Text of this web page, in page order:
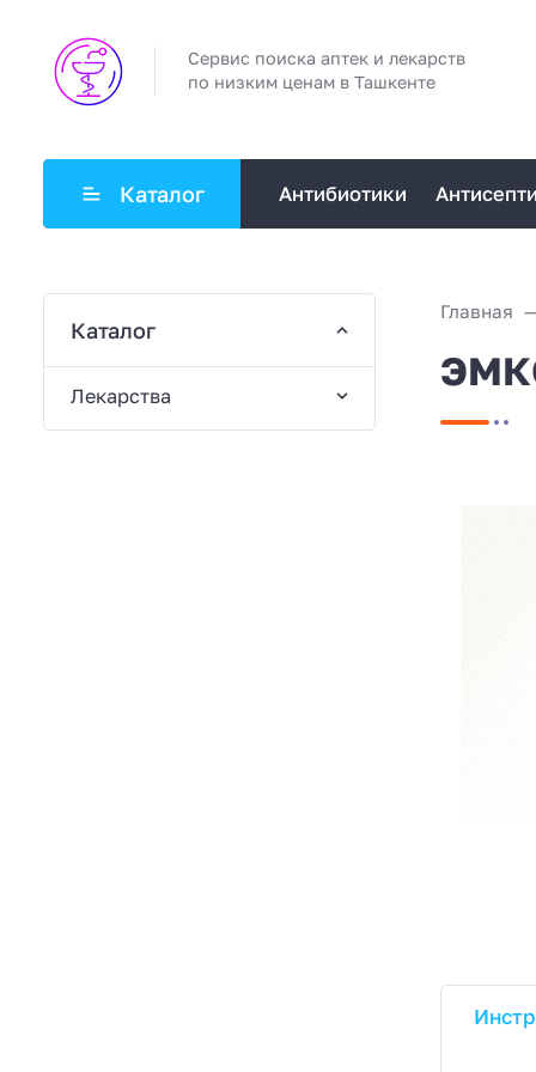
Сервис поиска аптек и лекарств
по низким ценам в Ташкенте
Каталог Антибиотики
Главная
Каталог
Лекарства